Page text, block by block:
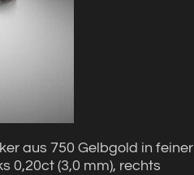
aus 750 Gelbgold in feiner
0,20ct (3,0 mm), rechts